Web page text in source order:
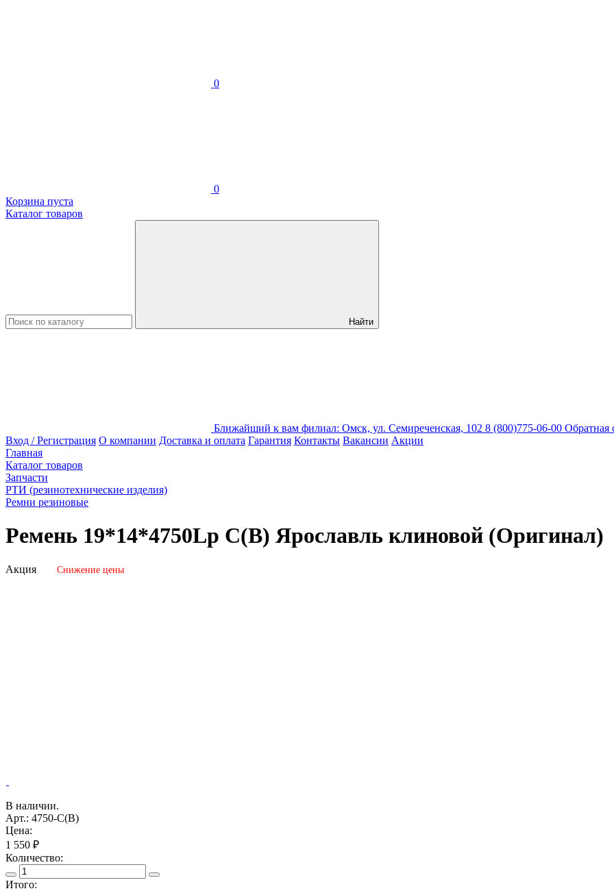
0
0
Корзина пуста
Каталог товаров
Найти
Ближайший к вам филиал: Омск, ул. Семиреченская, 102 8 (800)775-06-00 Обратная
Вход / Регистрация О компании Доставка и оплата Гарантия Контакты Вакансии Акции
Главная
Каталог товаров
Запчасти
РТИ (резинотехнические изделия)
Ремни резиновые
Ремень 19*14*4750Lp C(В) Ярославль клиновой (Оригинал)
Акция Снижение цены
В наличии.
Арт.: 4750-C(В)
Цена:
1 550 ₽
Количество:
Итого: